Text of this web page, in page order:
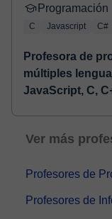
Programación
C Javascript C#
Profesora de
múltiples
JavaScript, C,
una amplia
Ver más
Profesores de
Profesores de